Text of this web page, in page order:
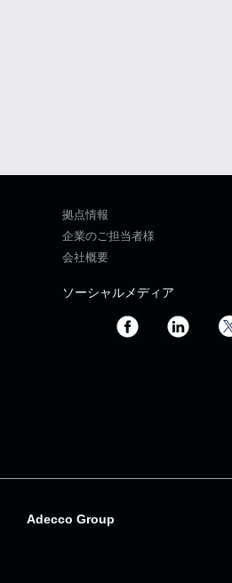
拠点情報
企業のご担当者様
会社概要
ソーシャルメディア
Adecco Group